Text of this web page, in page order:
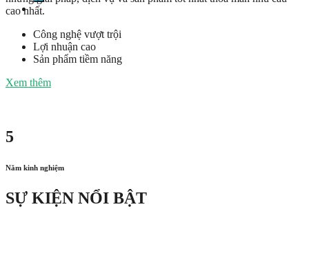
cao nhất.
Công nghệ vượt trội
Lợi nhuận cao
Sản phẩm tiềm năng
Xem thêm
5
Năm kinh nghiệm
SỰ KIỆN NỔI BẬT